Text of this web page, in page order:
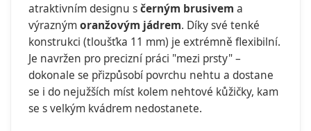
atraktivním designu sčerným brusivem a
výraznýmoranžovým jádrem. Díky své tenké
konstrukci (tloušťka 11 mm) je extrémně flexibilní.
Je navržen pro precizní práci "mezi prsty" –
dokonale se přizpůsobí povrchu nehtu a dostane
se i do nejužších míst kolem nehtové kůžičky, kam
se s velkým kvádrem nedostanete.